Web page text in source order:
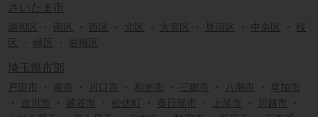
さいたま市
浦和区 ・ 南区 ・ 西区 ・ 北区 ・ 大宮区 ・ 見沼区 ・ 中央区 ・ 桜
区
・ 緑区 ・ 岩槻区
埼玉県市部
戸田市 ・ 蕨市 ・ 川口市 ・ 和光市 ・ 三郷市 ・ 八潮市 ・
草加市
・ 吉川市 ・ 越谷市 ・ 松伏町 ・ 春日部市 ・ 上尾市 ・ 川越市
・